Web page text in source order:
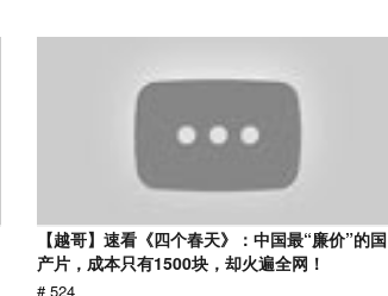
【越哥】速看《四个春天》：中国最“廉价”的国
产片，成本只有1500块，却火遍全网！
# 524